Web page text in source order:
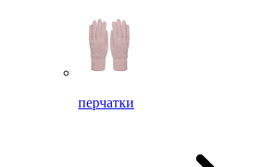
перчатки